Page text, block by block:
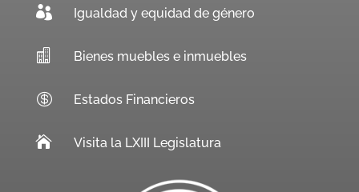
 Igualdad y equidad de género
 Bienes muebles e inmuebles
 Estados Financieros
 Visita la LXIII Legislatura